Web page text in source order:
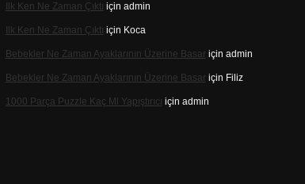
Ilk Ken Ne Zaman Çıktı için admin
Ilk Ken Ne Zaman Çıktı için Koca
Bebekler Ne Zaman Ayaklarının Üzerine Basariçin admin
Bebekler Ne Zaman Ayaklarının Üzerine Basariçin Filiz
1000 Parça Puzzle Kaç Ml Yapıştırıcı için admin